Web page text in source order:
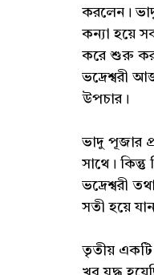
করলেন।
কন্যা হয়ে
করে শুরু
ভদ্রেশ্বরী
উপচার।
ভাদু পূজার
সাথে।
ভদ্রেশ্বরী
সতী হয়ে
তৃতীয় একটি